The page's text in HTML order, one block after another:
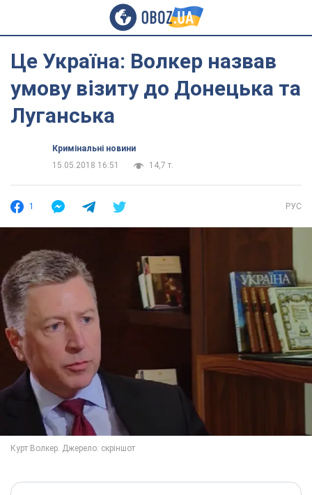
Це Україна: Волкер назвав
умову візиту до Донецька та
Луганська
Кримінальні новини
15.05.2018 16:51
14,7 т.
1 РУС